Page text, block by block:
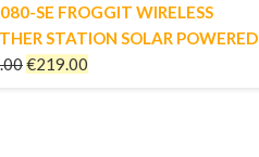
SE FROGGIT WIRELESS
STATION SOLAR POWERED
€219.00